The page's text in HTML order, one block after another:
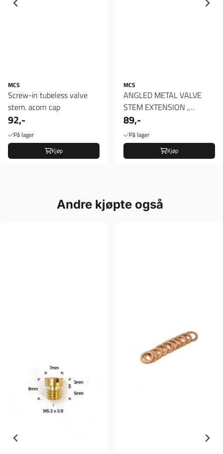
MCS
Screw-in tubeless valve
stem. acorn cap
92,-
På lager
Kjøp
MCS
ANGLED METAL VALVE
STEM EXTENSION ,
ANGLED METAL VALVE
STEM EXTENSION
89,-
På lager
Kjøp
Andre kjøpte også